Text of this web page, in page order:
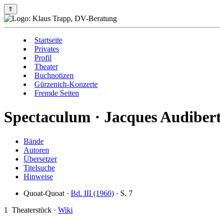
⇑
Startseite
Privates
Profil
Theater
Buchnotizen
Gürzenich-Konzerte
Fremde Seiten
Spectaculum · Jacques
Bände
Autoren
Übersetzer
Titelsuche
Hinweise
Quoat-Quoat · Bd. III (1960) · S. 7
1
Theaterstück · Wiki